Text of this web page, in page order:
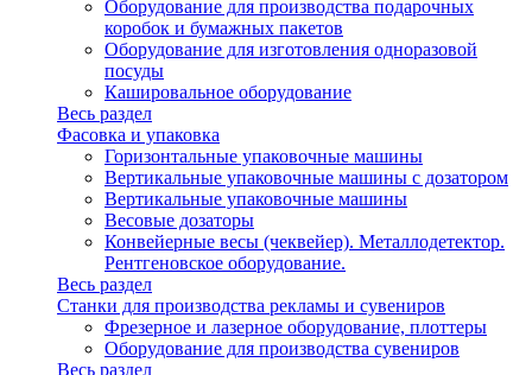
Оборудование для производства подарочных
коробок и бумажных пакетов
Оборудование для изготовления одноразовой
посуды
Кашировальное оборудование
Весь раздел
Фасовка и упаковка
Горизонтальные упаковочные машины
Вертикальные упаковочные машины с дозатором
Вертикальные упаковочные машины
Весовые дозаторы
Конвейерные весы (чеквейер). Металлодетектор.
Рентгеновское оборудование.
Весь раздел
Станки для производства рекламы и сувениров
Фрезерное и лазерное оборудование, плоттеры
Оборудование для производства сувениров
Весь раздел